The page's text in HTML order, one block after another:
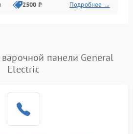
2500 ₽ Подробнее →
панели General
Electric